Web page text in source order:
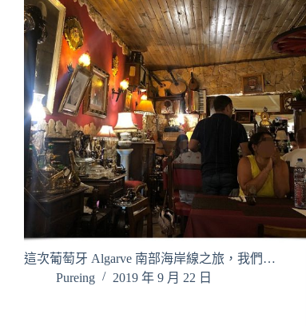
這次葡萄牙 Algarve 南部海岸線之旅，我們…
Pureing
2019 年 9 月 22 日